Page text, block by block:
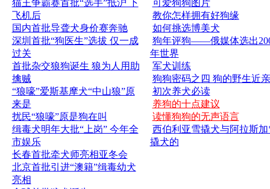
猫王争霸赛首批“选手”抵沪 下
飞机后
国内首批导聋犬身价赛奔驰
深圳首批“狗医生”选拔 仅一成
过关
首批杂交狼狗诞生 狼为人用助
擒贼
“狼嚎”爱斯基摩犬“中山狼”原
来是
扰民“狼嚎”原是狗在叫
缉毒犬明年大批“上岗” 今年全
市娱乐
长春首批牵犬师亮相亚冬会
北京首批引进“澳籍”缉毒幼犬
亮相
可爱狗狗图片
教你怎样拥有好狗缘
如何挑选博美犬
狗年评狗——俄媒体选出
年世界
军犬训练
狗狗密码之四 狗的野生近亲
初次养犬必读
养狗的十点建议
读懂狗狗的无声语言
西伯利亚雪撬犬与阿拉斯加
撬犬的